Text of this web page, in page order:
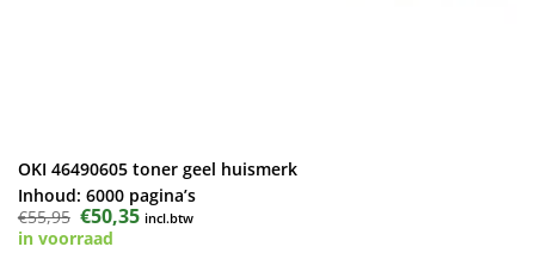
OKI 46490605 toner geel huismerk
Inhoud: 6000 pagina’s
€55,95 Oorspronkelijke
prijs
was:
€50,35Huidige
prijs
incl.btw
in voorraad